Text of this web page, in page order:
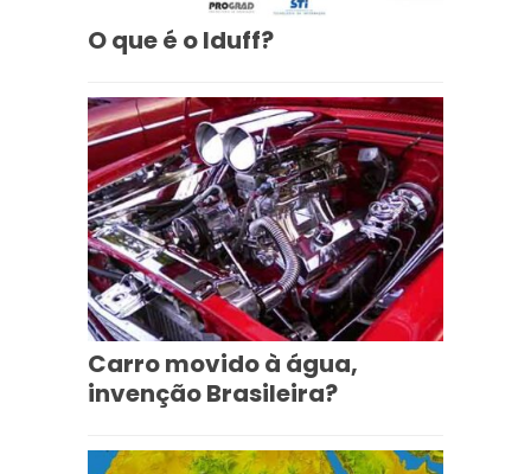
O que é o Iduff?
Carro movido à água,
invenção Brasileira?